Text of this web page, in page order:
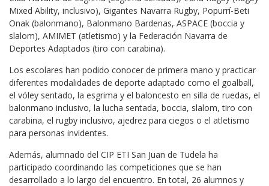
Mixed Ability, inclusivo), Gigantes Navarra Rugby, Popurrí-Beti
Onak (balonmano), Balonmano Bardenas, ASPACE (boccia y
slalom), AMIMET (atletismo) y la Federación Navarra de
Deportes Adaptados (tiro con carabina).
Los escolares han podido conocer de primera mano y practicar
diferentes modalidades de deporte adaptado como el goalball,
el vóley sentado, la esgrima y el baloncesto en silla de ruedas, el
balonmano inclusivo, la lucha sentada, boccia, slalom, tiro con
carabina, el rugby inclusivo, ajedrez para ciegos o el atletismo
para personas invidentes.
Además, alumnado del CIP ETI San Juan de Tudela ha
participado coordinando las competiciones que se han
desarrollado a lo largo del encuentro. En total, 26 alumnos y